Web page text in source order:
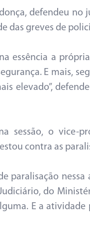
defendeu
das greves de
essência a
E mais,
elevado”,
sessão, o vice-
contra as
paralisação
do
E a